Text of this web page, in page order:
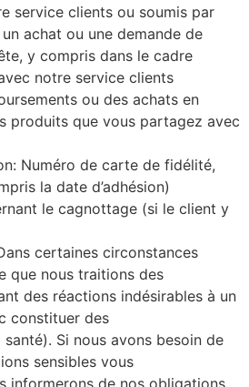
service clients ou soumis par
achat ou une demande de
y compris dans le cadre
notre service clients
ou des achats en
produits que vous partagez avec
Numéro de carte de fidélité,
la date d’adhésion)
le cagnottage (si le client y
certaines circonstances
que nous traitions des
des réactions indésirables à un
constituer des
Si nous avons besoin de
sensibles vous
informerons de nos obligations